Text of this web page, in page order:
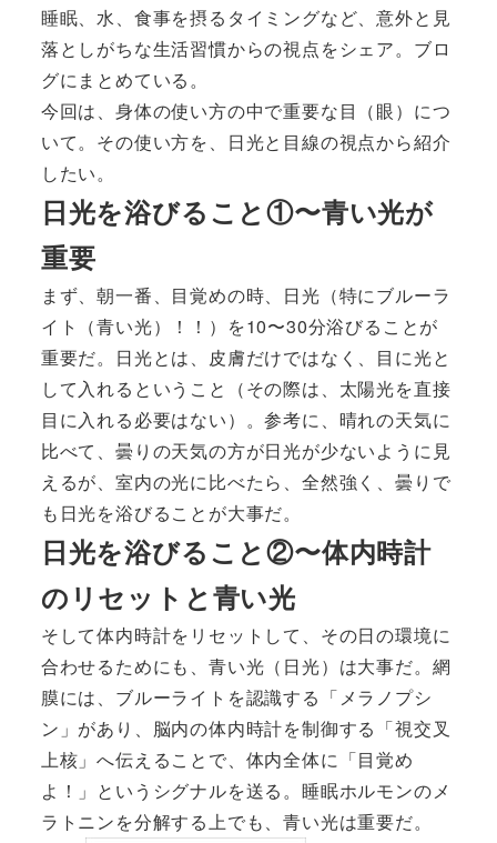
睡眠、水、食事を摂るタイミングなど、意外と見
落としがちな生活習慣からの視点をシェア。ブロ
グにまとめている。
今回は、身体の使い方の中で重要な目（眼）につ
いて。その使い方を、日光と目線の視点から紹介
したい。
日光を浴びること①〜青い光が
重要
まず、朝一番、目覚めの時、日光（特にブルーラ
イト（青い光）！！）を10〜30分浴びることが
重要だ。日光とは、皮膚だけではなく、目に光と
して入れるということ（その際は、太陽光を直接
目に入れる必要はない）。参考に、晴れの天気に
比べて、曇りの天気の方が日光が少ないように見
えるが、室内の光に比べたら、全然強く、曇りで
も日光を浴びることが大事だ。
日光を浴びること②〜体内時計
のリセットと青い光
そして体内時計をリセットして、その日の環境に
合わせるためにも、青い光（日光）は大事だ。網
膜には、ブルーライトを認識する「メラノプシ
ン」があり、脳内の体内時計を制御する「視交叉
上核」へ伝えることで、体内全体に「目覚め
よ！」というシグナルを送る。睡眠ホルモンのメ
ラトニンを分解する上でも、青い光は重要だ。